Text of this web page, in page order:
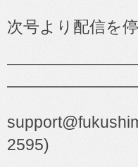
次号より配信を
2595)